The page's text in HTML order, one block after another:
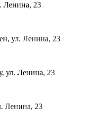
Ленина, 23
ул. Ленина, 23
ул. Ленина, 23
Ленина, 23